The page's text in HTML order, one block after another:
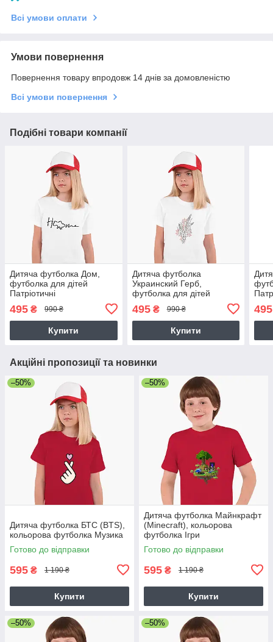
Всі умови оплати
Умови повернення
Повернення товару впродовж 14 днів за домовленістю
Всі умови повернення
Подібні товари компанії
Дитяча футболка Дом,
футболка для дітей
Патріотичні
495 ₴ 990 ₴
Купити
Дитяча футболка
Украинский Герб,
футболка для дітей
495₴ 990 ₴
Купити
495
Акційні пропозиції та новинки
–50%
Дитяча футболка БТС (BTS),
кольорова футболка Музика
Готово до відправки
595 ₴ 1 190 ₴
Купити
–50%
Дитяча футболка Майнкрафт
(Minecraft), кольорова
футболка Ігри
Готово до відправки
595 ₴ 1 190 ₴
Купити
–50% –50%